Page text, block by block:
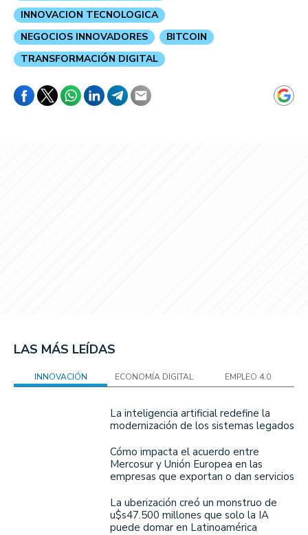
INNOVACION TECNOLOGICA
NEGOCIOS INNOVADORES
BITCOIN
TRANSFORMACIÓN DIGITAL
LAS MÁS LEÍDAS
INNOVACIÓN ECONOMÍA DIGITAL EMPLEO 4.0
La inteligencia artificial redefine la
modernización de los sistemas legados
Cómo impacta el acuerdo entre
Mercosur y Unión Europea en las
empresas que exportan o dan servicios
La uberización creó un monstruo de
u$s47.500 millones que solo la IA
puede domar en Latinoamérica